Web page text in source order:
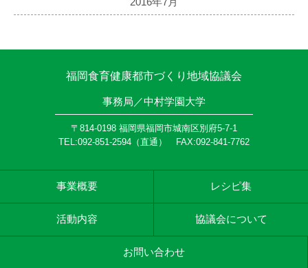
2016年7月
福岡食育健康都市づくり地域協議会
事務局／中村学園大学
〒814-0198 福岡県福岡市城南区別府5-7-1
TEL:092-851-2594（直通） FAX:092-841-7762
事業概要 レシピ集
活動内容 協議会について
お問い合わせ